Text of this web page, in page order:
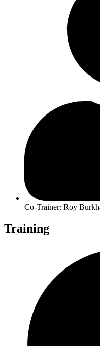
Co-Trainer: Roy
Training